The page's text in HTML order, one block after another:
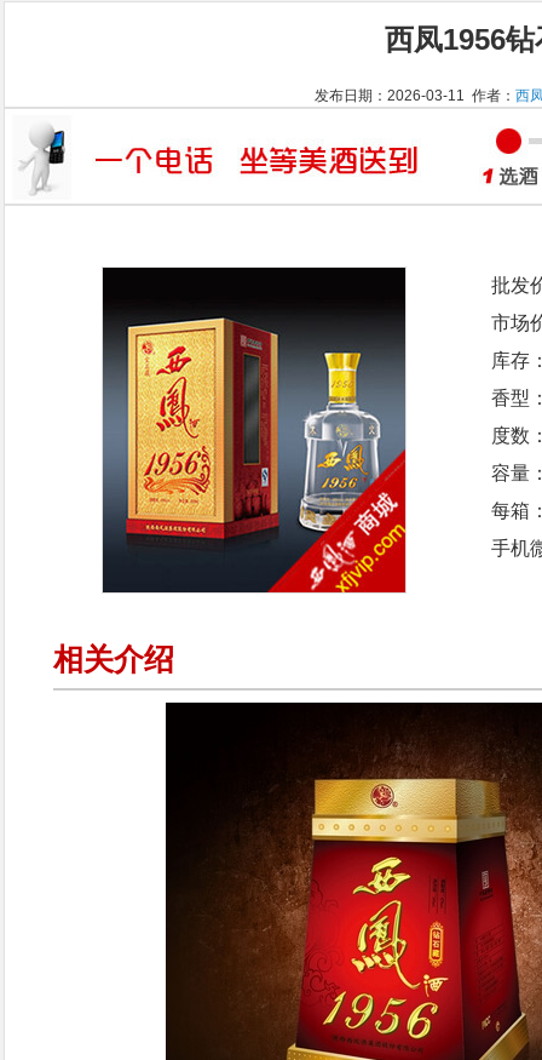
西凤1956钻
发布日期：2026-03-11 作者： 西
批发
市场
库存
香型
度数
容量
每箱
手机
相关介绍